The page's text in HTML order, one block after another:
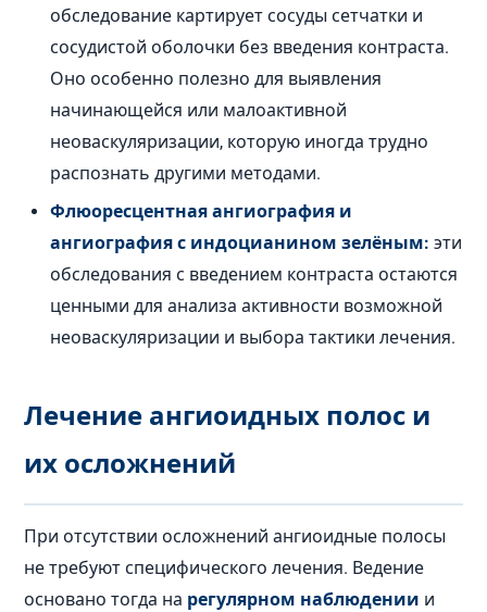
обследование картирует сосуды сетчатки и
сосудистой оболочки без введения контраста.
Оно особенно полезно для выявления
начинающейся или малоактивной
неоваскуляризации, которую иногда трудно
распознать другими методами.
Флюоресцентная ангиография и
ангиография с индоцианином зелёным: эти
обследования с введением контраста остаются
ценными для анализа активности возможной
неоваскуляризации и выбора тактики лечения.
Лечение ангиоидных полос и
их осложнений
При отсутствии осложнений ангиоидные полосы
не требуют специфического лечения. Ведение
основано тогда на регулярном наблюдении и